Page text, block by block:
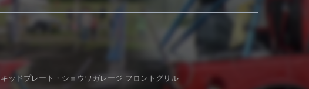
ッドプレート・ショウワガレージ フロントグリル